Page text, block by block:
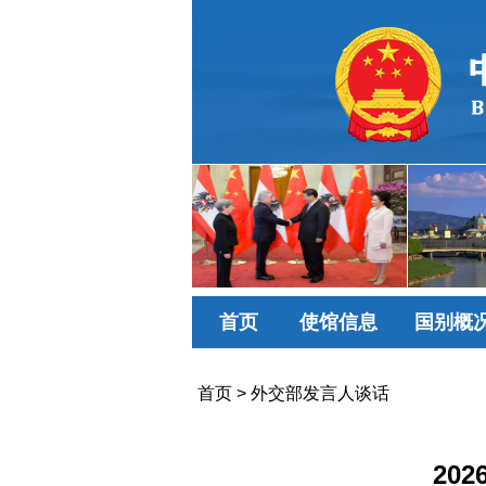
首页 使馆信息 国别概
首页> 外交部发言人谈话